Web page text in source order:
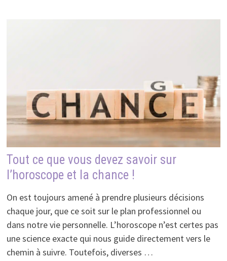
Tout ce que vous devez savoir sur
l’horoscope et la chance !
On est toujours amené à prendre plusieurs décisions
chaque jour, que ce soit sur le plan professionnel ou
dans notre vie personnelle. L’horoscope n’est certes pas
une science exacte qui nous guide directement vers le
chemin à suivre. Toutefois, diverses …